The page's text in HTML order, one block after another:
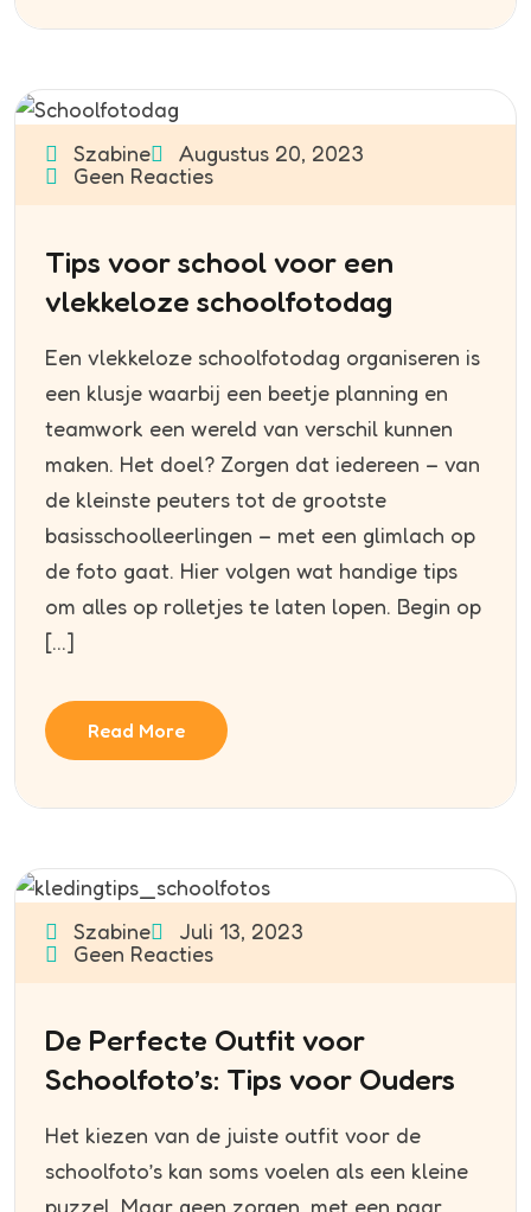
Szabine
Augustus 20, 2023
Geen Reacties
Tips voor school voor een
vlekkeloze schoolfotodag
Een vlekkeloze schoolfotodag organiseren is
een klusje waarbij een beetje planning en
teamwork een wereld van verschil kunnen
maken. Het doel? Zorgen dat iedereen – van
de kleinste peuters tot de grootste
basisschoolleerlingen – met een glimlach op
de foto gaat. Hier volgen wat handige tips
om alles op rolletjes te laten lopen. Begin op
[…]
Read More
Szabine
Juli 13, 2023
Geen Reacties
De Perfecte Outfit voor
Schoolfoto’s: Tips voor Ouders
Het kiezen van de juiste outfit voor de
schoolfoto’s kan soms voelen als een kleine
puzzel. Maar geen zorgen, met een paar